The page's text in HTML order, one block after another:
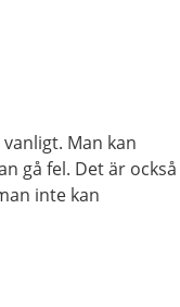
Man kan
gå fel. Det är också
inte kan